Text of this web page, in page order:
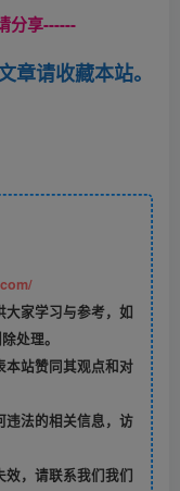
分享------
章请收藏本站。
家学习与参考，如
处理。
本站赞同其观点和对
违法的相关信息，访
，请联系我们我们